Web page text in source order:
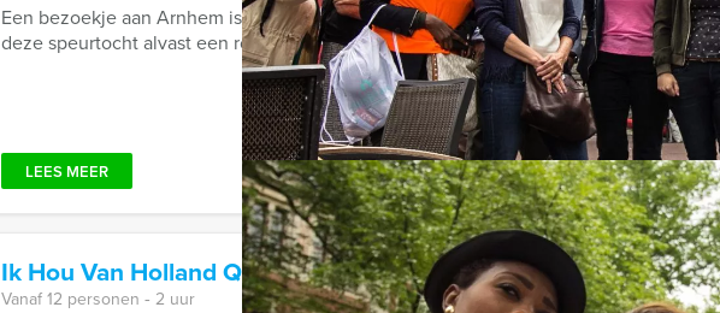
Een bezoekje aan Arnhem is zeker de moeite waard. Maar wij maken het u nog
deze speurtocht alvast een route voor u vastgelegd, ...
LEES MEER
Ik Hou Van Holland Quiz Den Haag
Vanaf 12 personen ‐ 2 uur